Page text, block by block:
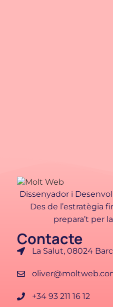
Dissenyador i
Des de l’estratègia
prepara’t per
Contacte
La Salut, 08024
+34 93 211 16 12